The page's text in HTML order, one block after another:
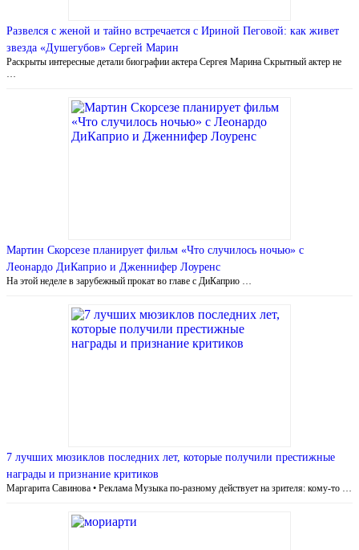
Развелся с женой и тайно встречается с Ириной Пеговой: как живет
звезда «Душегубов» Сергей Марин
Раскрыты интересные детали биографии актера Сергея Марина Скрытный актер не
Мартин Скорсезе планирует фильм «Что случилось ночью» с
Леонардо ДиКаприо и Дженнифер Лоуренс
На этой неделе в зарубежный прокат во главе с ДиКаприо …
7 лучших мюзиклов последних лет, которые получили престижные
награды и признание критиков
Маргарита Савинова • Реклама Музыка по-разному действует на зрителя: кому-то …